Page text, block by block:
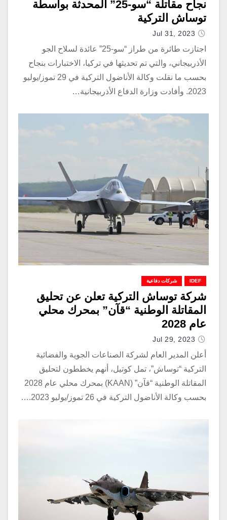
نجاح مقاتلة “سو-25” المحدثة بواسطة
توساش التركية
Jul 31, 2023
اجتازت طائرة من طراز “سو-25” عائدة لسلاح الجو
الأذربيجاني، والتي تم تحديثها في تركيا، الاختبارات بنجاح
بحسب ما نقلت وكالة الأناضول التركية في 29 تموز/يوليو
2023. وأفادت وزارة الدفاع الأذربيجانية…
IDEF شركات دفاعية
شركة توساش التركية تعلن عن تحليق
المقاتلة الوطنية “قآن” بمحرك محلي
عام 2028
Jul 29, 2023
أعلن المدير العام لشركة الصناعات الجوية والفضائية
التركية “توساش”، تمل كوتيل، أنهم يخططون لتحليق
المقاتلة الوطنية “قآن” (KAAN) بمحرك محلي عام 2028
بحسب وكالة الأناضول التركية في 26 تموز/يوليو 2023.…